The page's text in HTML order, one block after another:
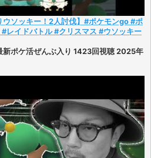
ウソッキー！2人討伐】#ポケモンgo #ポ
レイドバトル #クリスマス #ウソッキー
新ポケ活ぜんぶ入り 1423回視聴 2025年